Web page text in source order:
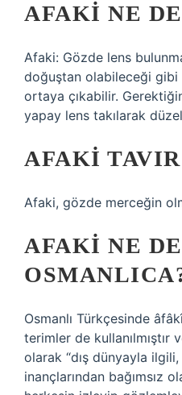
AFAKI NE
Afaki: Gözde lens
doğuştan olabileceği gibi
ortaya çıkabilir.
yapay lens takılarak
AFAKI
Afaki, gözde merceğin
AFAKI NE
Osmanlı Türkçesinde
terimler de kullanılmıştır
olarak “dış dünyayla
inançlarından bağımsız